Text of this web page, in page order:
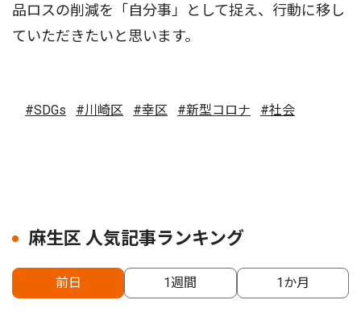
品ロスの削減を「自分事」として捉え、行動に移し
ていただきたいと思います。
#SDGs #川崎区 #幸区 #新型コロナ #社会
麻生区 人気記事ランキング
前日 1週間 1か月